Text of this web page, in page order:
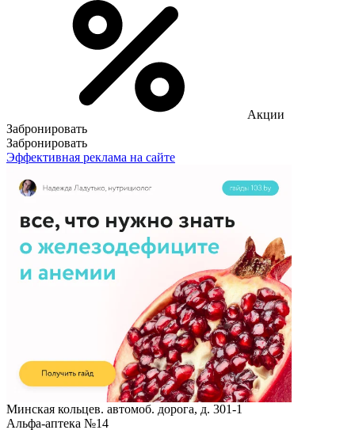
Акции
Забронировать
Забронировать
Эффективная реклама на сайте
Минская кольцев. автомоб. дорога, д. 301-1
Альфа-аптека №14